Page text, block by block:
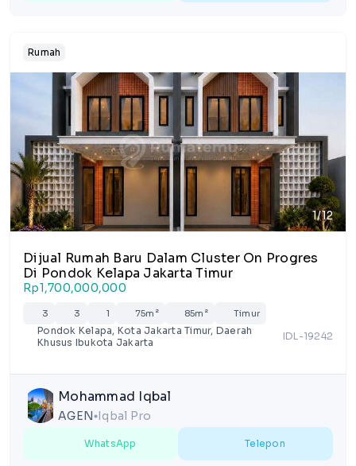
Rumah
1/12
Dijual Rumah Baru Dalam Cluster On Progres
Di Pondok Kelapa Jakarta Timur
Rp1,700,000,000
3 3 1 75m² 85m² Timur
Pondok Kelapa, Kota Jakarta Timur, Daerah
Khusus Ibukota Jakarta
IDL-19242
Mohammad Iqbal
AGEN lens Iqbal Pro
WhatsApp Telepon